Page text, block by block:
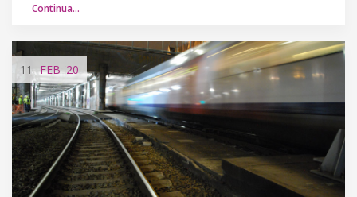
Continua…
11 FEB'20